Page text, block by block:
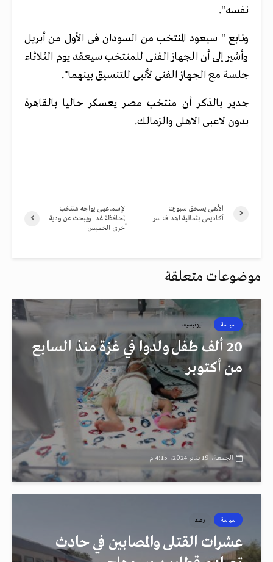
نفسه".
وتابع " سيعود المنتخب من السودان فى الأول من أبريل
وأشير إلى أن الجهاز الفنى للمنتخب سيعقد يوم الثلاثاء
جلسة مع الجهاز الفنى لأنبى للتنسيق بينهما".
جدير بالذكر أن منتخب مصر يعسكر حاليا بالقاهرة
بدون لاعبى الاهلى والزمالك.
الإسماعيلى يواجه منتخب
المحافظة غدا ويبحث عن ودية
أخرى الخميس
الأهلى يسحق سبورت
أكاديمى بثمانية اهداف سرا
موضوعات متعلقة
سياسة اليونيسيف
20 ألف طفل ولدوا في غزة منذ السابع
من أكتوبر
الجمعة، 19 يناير 2024، 4:15 م
سياسة رصد
عشرات القتلى والمصابين في حادث